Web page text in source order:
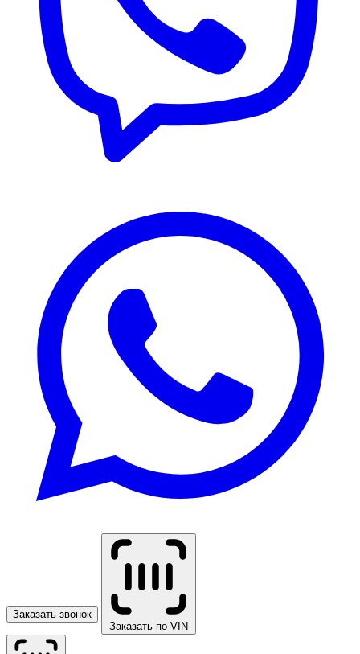
Заказать звонок
Заказать по VIN